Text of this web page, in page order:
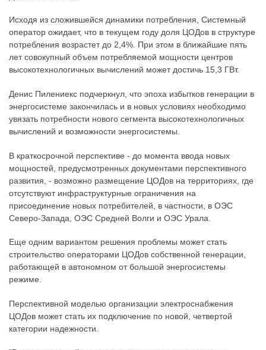
Исходя из сложившейся динамики потребления, Системный
оператор ожидает, что в текущем году доля ЦОДов в структуре
потребления возрастет до 2,4%. При этом в ближайшие пять
лет совокупный объем потребляемой мощности центров
высокотехнологичных вычислений может достичь 15,3 ГВт.
Денис Пилениекс подчеркнул, что эпоха избытков генерации в
энергосистеме закончилась и в новых условиях необходимо
увязать потребности нового сегмента высокотехнологичных
вычислений и возможности энергосистемы.
В краткосрочной перспективе - до момента ввода новых
мощностей, предусмотренных документами перспективного
развития, - возможно размещение ЦОДов на территориях, где
отсутствуют инфраструктурные ограничения на
присоединение новых потребителей, в частности, в ОЭС
Северо-Запада, ОЭС Средней Волги и ОЭС Урала.
Еще одним вариантом решения проблемы может стать
строительство операторами ЦОДов собственной генерации,
работающей в автономном от большой энергосистемы
режиме.
Перспективной моделью организации электроснабжения
ЦОДов может стать их подключение по новой, четвертой
категории надежности.